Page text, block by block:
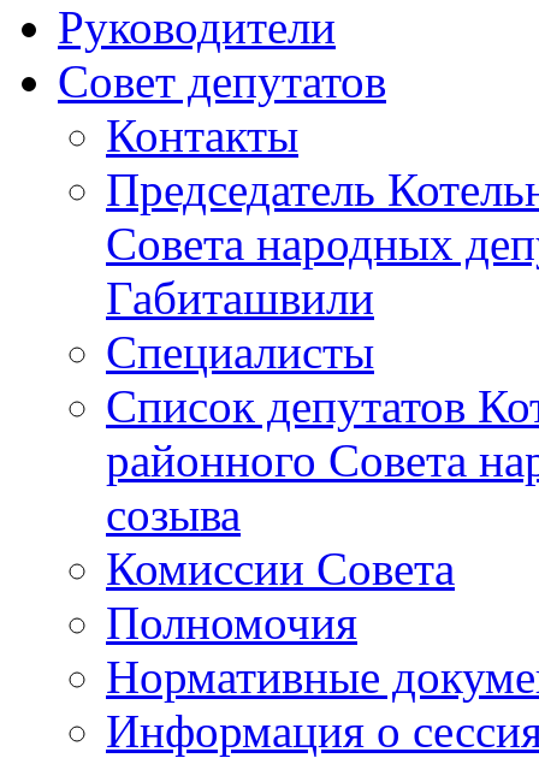
Руководители
Совет депутатов
Контакты
Председатель
Совета народных
Габиташвили
Специалисты
Список депутатов
районного Совета
созыва
Комиссии Совета
Полномочия
Нормативные
Информация о